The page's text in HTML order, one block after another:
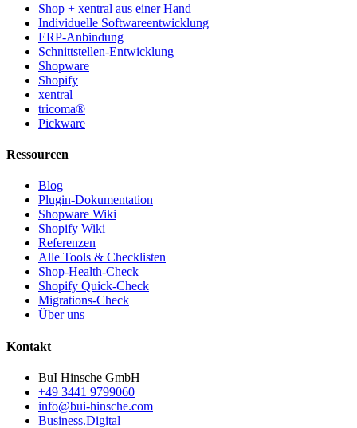
Shop + xentral aus einer Hand
Individuelle Softwareentwicklung
ERP-Anbindung
Schnittstellen-Entwicklung
Shopware
Shopify
xentral
tricoma®
Pickware
Ressourcen
Blog
Plugin-Dokumentation
Shopware Wiki
Shopify Wiki
Referenzen
Alle Tools & Checklisten
Shop-Health-Check
Shopify Quick-Check
Migrations-Check
Über uns
Kontakt
BuI Hinsche GmbH
+49 3441 9799060
info@bui-hinsche.com
Business.Digital